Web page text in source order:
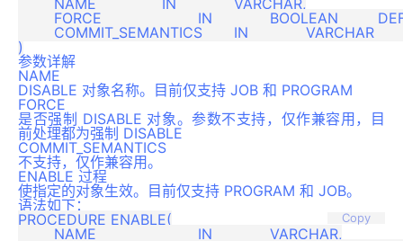
参数详解
NAME
DISABLE 对象名称。目前仅支持 JOB 和 PROGRAM
FORCE
是否强制 DISABLE 对象。参数不支持，仅作兼容用，目
前处理都为强制 DISABLE
COMMIT_SEMANTICS
不支持，仅作兼容用。
ENABLE 过程
使指定的对象生效。目前仅支持 PROGRAM 和 JOB。
语法如下：
Copy
PROCEDURE ENABLE(